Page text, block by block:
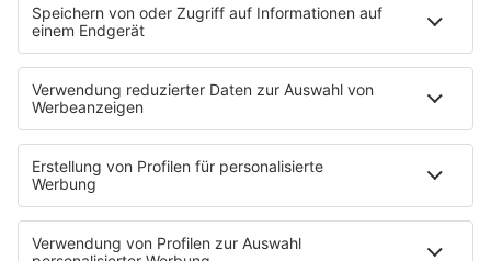
Neues Netzwerk für humanoide Robotik
entsteht
Die IHK Reutlingen baut ein neues Netzwerk für
humanoide Robotik in der Region auf. Ziel ist es,
Unternehmen, Forschung und Start-ups enger zu
verbinden und Innovationen sichtbarer zu machen. …